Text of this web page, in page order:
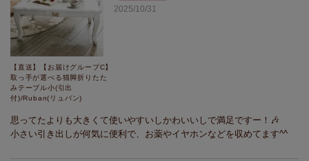
【直送】【お届けグループC】
取っ手が選べる猫脚折りたた
みテーブル小(引出
付)/Ruban(リュバン)
2025/10/31
思ってたよりも大きくて使いやすいしかわいいしで満足ですー！🎶
小さい引き出しが何気に便利で、お薬やイヤホンなどを収めてます^^